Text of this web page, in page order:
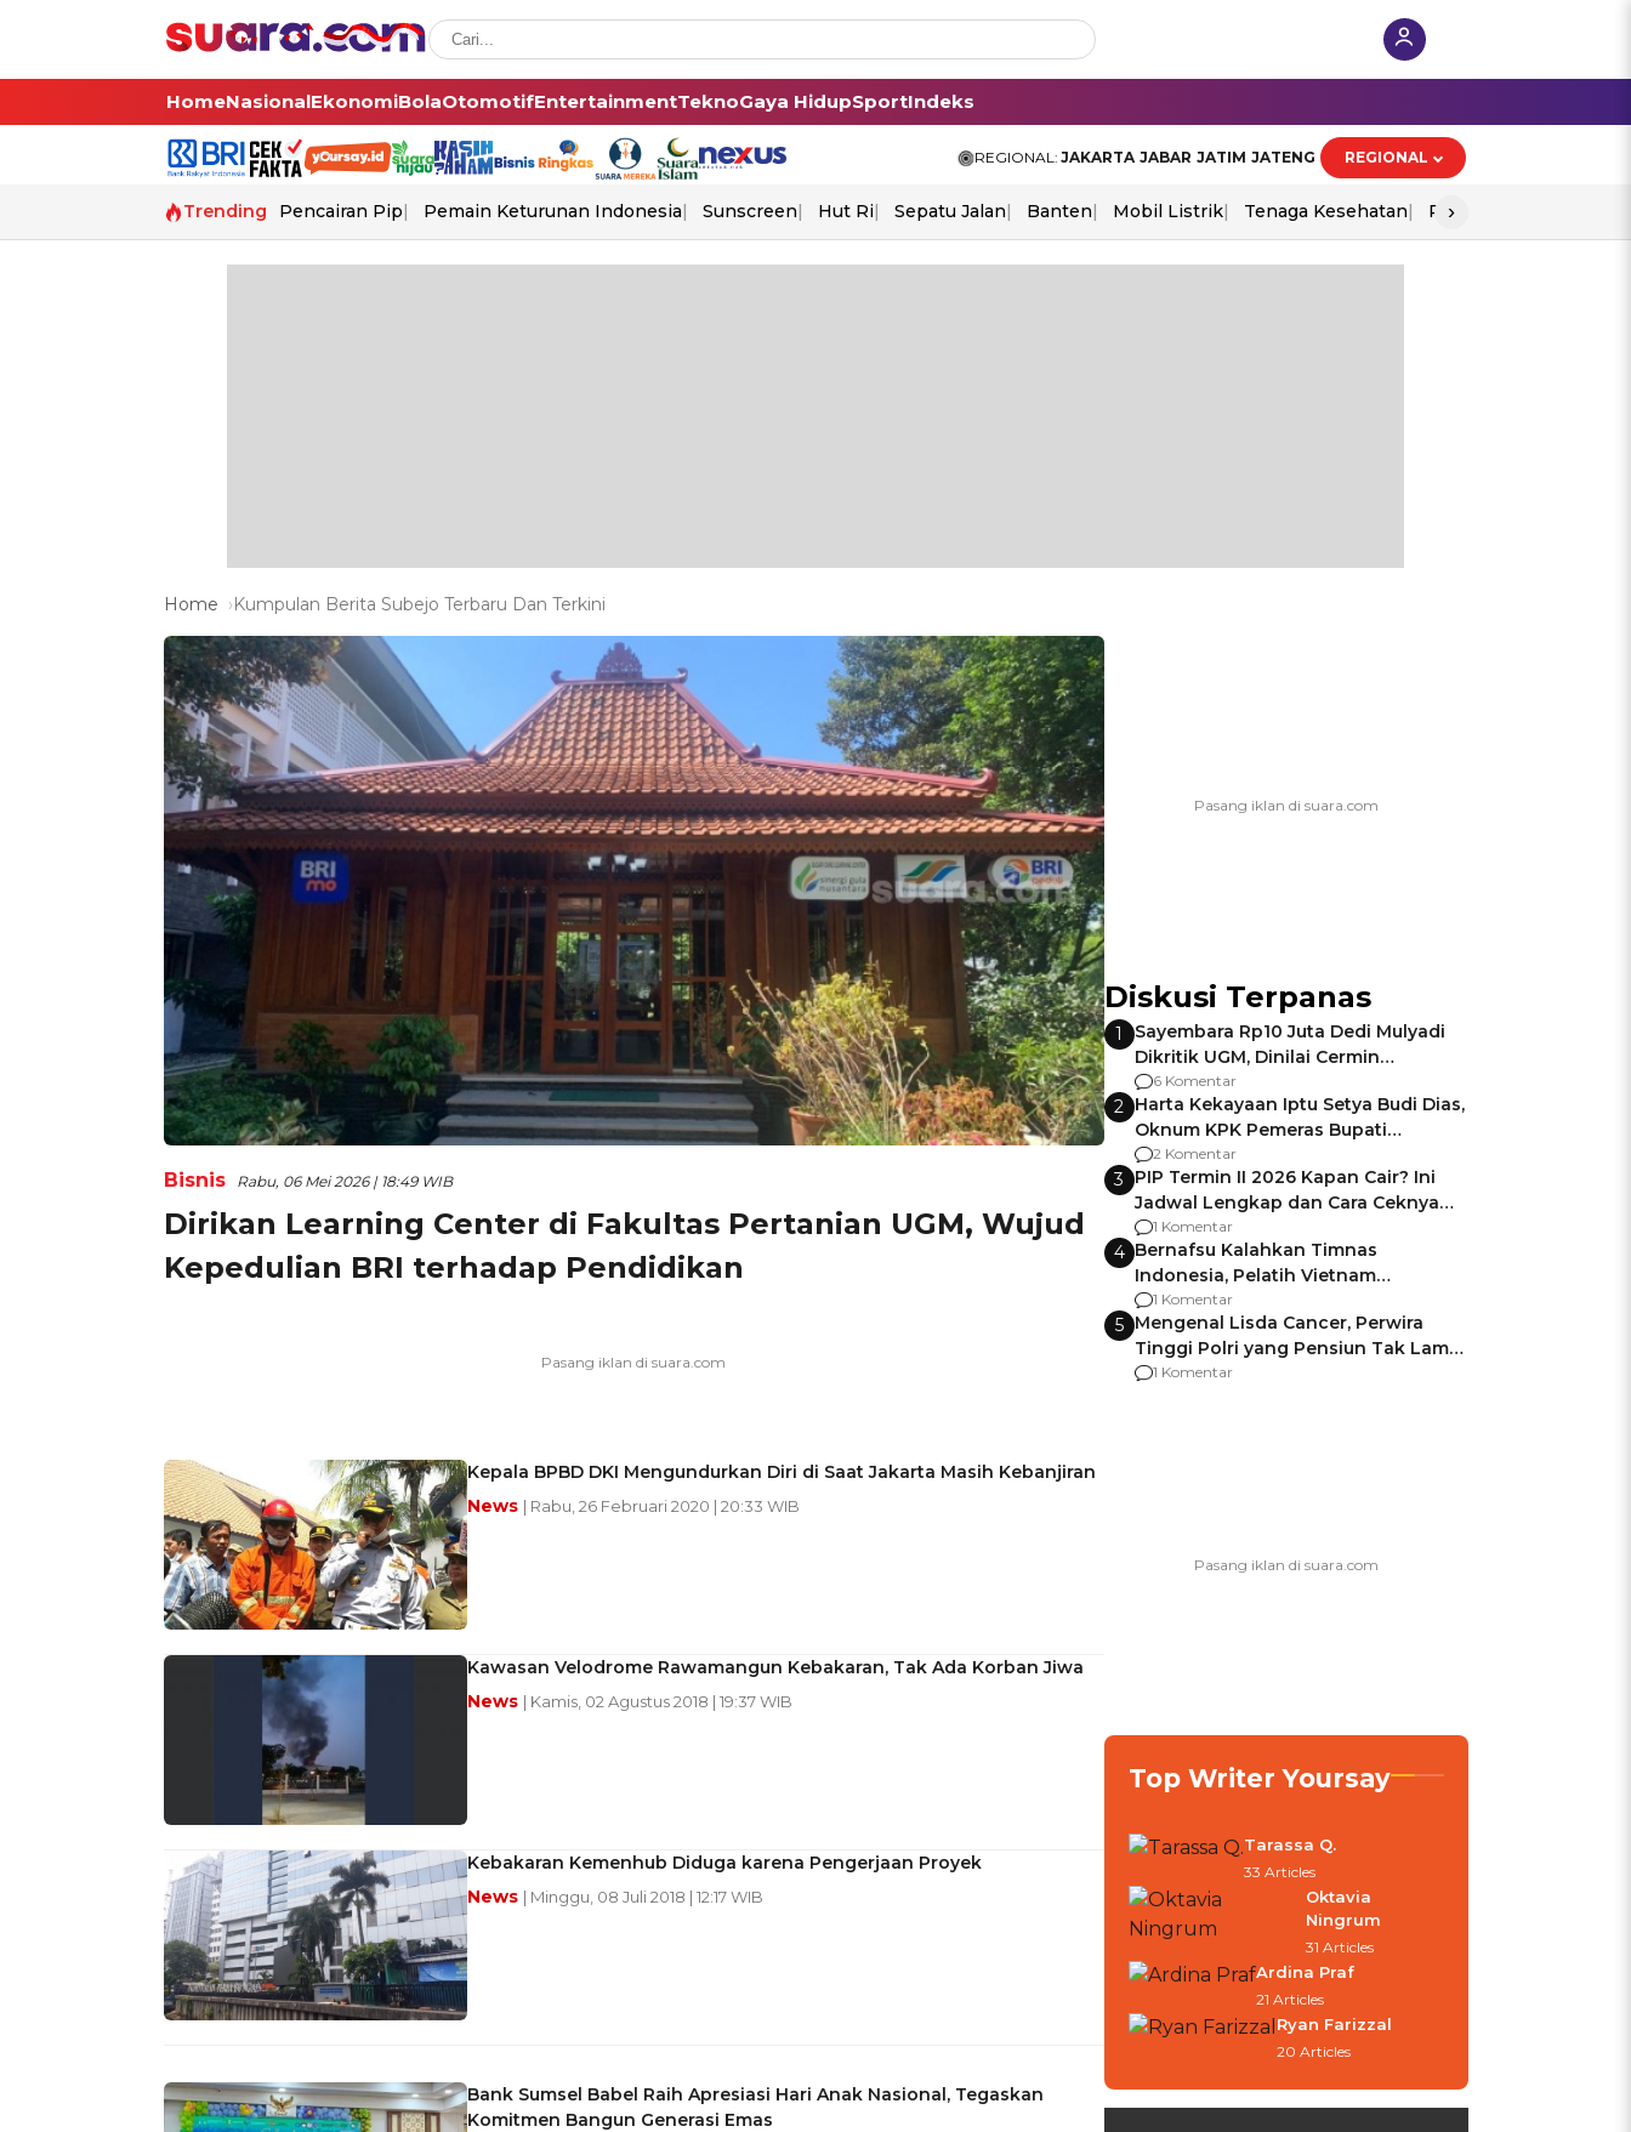
HomeNasionalEkonomiBolaOtomotifEntertainmentTeknoGaya HidupSportIndeks
REGIONAL: JAKARTA JABAR JATIM JATENG REGIONAL
Trending Pencairan Pip Pemain Keturunan Indonesia Sunscreen Hut Ri Sepatu Jalan Banten Mobil Listrik Tenaga Kesehatan Perang As-Iran
›
Home Kumpulan Berita Subejo Terbaru Dan Terkini
Bisnis Rabu, 06 Mei 2026 | 18:49 WIB
Dirikan Learning Center di Fakultas Pertanian UGM, Wujud
Kepedulian BRI terhadap Pendidikan
Kepala BPBD DKI Mengundurkan Diri di Saat Jakarta Masih Kebanjiran
News | Rabu, 26 Februari 2020 | 20:33 WIB
Kawasan Velodrome Rawamangun Kebakaran, Tak Ada Korban Jiwa
News | Kamis, 02 Agustus 2018 | 19:37 WIB
Kebakaran Kemenhub Diduga karena Pengerjaan Proyek
News | Minggu, 08 Juli 2018 | 12:17 WIB
Bank Sumsel Babel Raih Apresiasi Hari Anak Nasional, Tegaskan
Komitmen Bangun Generasi Emas
Diskusi Terpanas
1
Sayembara Rp10 Juta Dedi Mulyadi
Dikritik UGM, Dinilai Cermin
Gagalnya Negara Jamin Keamanan
6 Komentar
2 Harta Kekayaan Iptu Setya Budi Dias,
Oknum KPK Pemeras Bupati
Pemalang
2 Komentar
3 PIP Termin II 2026 Kapan Cair? Ini
Jadwal Lengkap dan Cara Ceknya
agar Dana Tidak Hangus!
1 Komentar
4 Bernafsu Kalahkan Timnas
Indonesia, Pelatih Vietnam
Berencana Pakai Jimat di Pakansari
1 Komentar
5 Mengenal Lisda Cancer, Perwira
Tinggi Polri yang Pensiun Tak Lama
Usai Jadi Brigjen
1 Komentar
Top Writer Yoursay
Tarassa Q.
33 Articles
Oktavia
Ningrum
31 Articles
Ardina Praf
21 Articles
Ryan Farizzal
20 Articles